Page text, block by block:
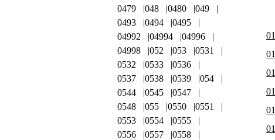
0479
048 0480
049
0493
0494
0495
04992
04994
04996
04998
052 053
0531
0532
0533
0536
0537
0538 0539
054
0544
0545
0547
0548
055 0550
0551
0553
0554
0555
0556
0557
0558